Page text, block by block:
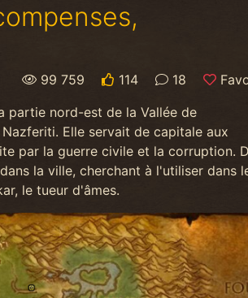
99 759 114 18
partie nord-est de la Vallée de
Elle servait de capitale aux
par la guerre civile et la corruption.
la ville, cherchant à l'utiliser dans
le tueur d'âmes.